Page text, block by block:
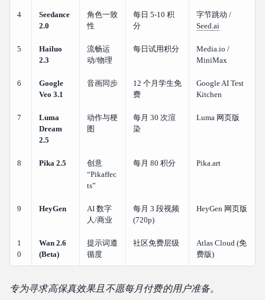
4
Seedance
2.0
角色一致
性
每日 5-10 积
分
字节跳动 /
Seed.ai
5
Hailuo
2.3
流畅运
动/物理
每日试用积分
Media.io /
MiniMax
6
Google
Veo 3.1
音画同步
12 个月学生免
费
Google AI Test
Kitchen
7
Luma
Dream
2.5
动作与梗
图
每月 30 次渲
染
Luma 网页版
8 Pika 2.5
创意
“Pikaffec
ts”
每月 80 积分 Pika.art
9 HeyGen
AI 数字
人/商业
每月 3 段视频
(720p)
HeyGen 网页版
1
0
Wan 2.6
(Beta)
提示词遵
循度
社区免费层级
Atlas Cloud (免
费版)
专为寻求高保真效果且不愿每月付费的用户准备。